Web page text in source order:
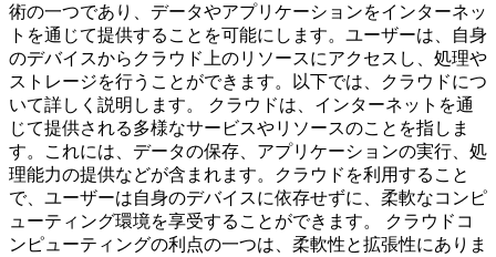
術の一つであり、データやアプリケーションをインターネッ
トを通じて提供することを可能にします。ユーザーは、自身
のデバイスからクラウド上のリソースにアクセスし、処理や
ストレージを行うことができます。以下では、クラウドにつ
いて詳しく説明します。 クラウドは、インターネットを通
じて提供される多様なサービスやリソースのことを指しま
す。これには、データの保存、アプリケーションの実行、処
理能力の提供などが含まれます。クラウドを利用すること
で、ユーザーは自身のデバイスに依存せずに、柔軟なコンピ
ューティング環境を享受することができます。 クラウドコ
ンピューティングの利点の一つは、柔軟性と拡張性にありま